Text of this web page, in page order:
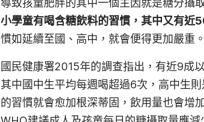
小學童有喝含糖飲料的習慣，其中又有近
慣如延續至國、高中，就會便得更加嚴重。
國民健康署2015年的調查指出，有近9成
其中國中生平均每週喝超過6次，高中生
的習慣就會愈加根深蒂固，飲用量也會增